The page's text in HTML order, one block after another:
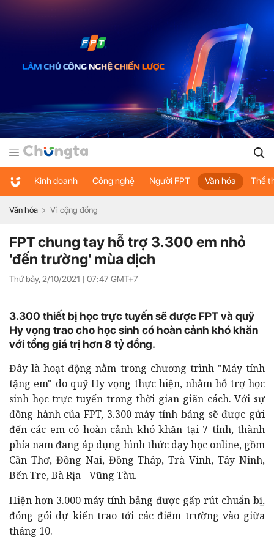
Kinh doanh Công nghệ Người FPT Văn hóa Thể
Văn hóa Vì cộng đồng
FPT chung tay hỗ trợ 3.300 em nhỏ
'đến trường' mùa dịch
Thứ bảy, 2/10/2021 | 07:47 GMT+7
3.300 thiết bị học trực tuyến sẽ được FPT và quỹ
Hy vọng trao cho học sinh có hoàn cảnh khó khăn
với tổng giá trị hơn 8 tỷ đồng.
Đây là hoạt động nằm trong chương trình "Máy tính
tặng em" do quỹ Hy vọng thực hiện, nhằm hỗ trợ học
sinh học trực tuyến trong thời gian giãn cách. Với sự
đồng hành của FPT, 3.300 máy tính bảng sẽ được gửi
đến các em có hoàn cảnh khó khăn tại 7 tỉnh, thành
phía nam đang áp dụng hình thức dạy học online, gồm
Cần Thơ, Đồng Nai, Đồng Tháp, Trà Vinh, Tây Ninh,
Bến Tre, Bà Rịa - Vũng Tàu.
Hiện hơn 3.000 máy tính bảng được gấp rút chuẩn bị,
đóng gói dự kiến trao tới các điểm trường vào giữa
tháng 10.